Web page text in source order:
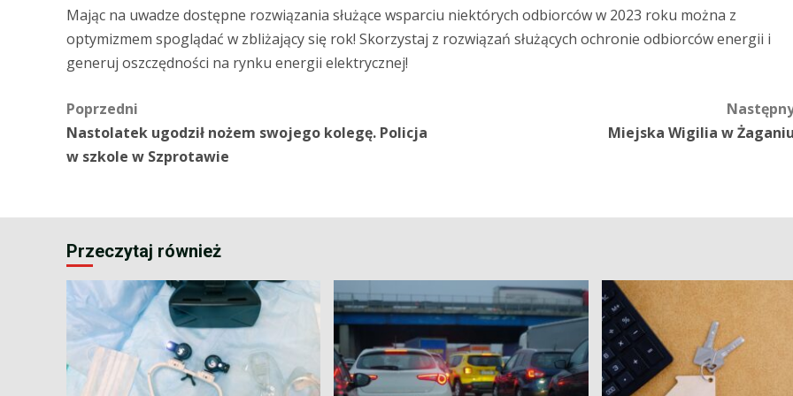
Mając na uwadze dostępne rozwiązania służące wsparciu niektórych odbiorców w 2023 roku można z
optymizmem spoglądać w zbliżający się rok! Skorzystaj z rozwiązań służących ochronie odbiorców energii i
generuj oszczędności na rynku energii elektrycznej!
Zobacz
wpisy
Poprzedni
Nastolatek ugodził nożem swojego kolegę. Policja
w szkole w Szprotawie
Miejska Wigilia w
Przeczytaj również